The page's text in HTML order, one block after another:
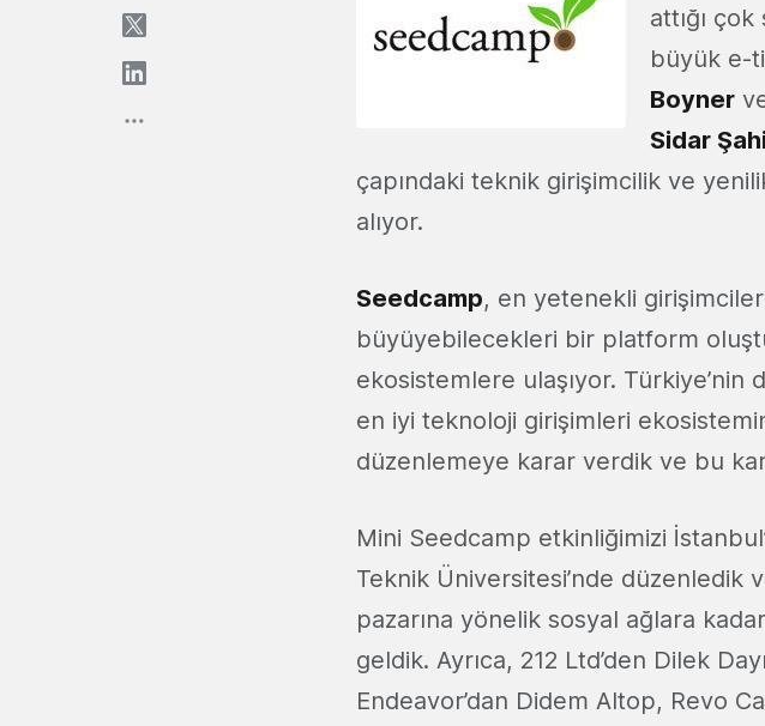
attığı çok
büyük e-
Boyner
Sidar
çapındaki teknik girişimcilik ve
alıyor.
Seedcamp, en yetenekli
büyüyebilecekleri bir platform
ekosistemlere ulaşıyor.
en iyi teknoloji girişimleri
düzenlemeye karar verdik ve bu
Mini Seedcamp etkinliğimizi
Teknik Üniversitesi’nde
pazarına yönelik sosyal ağlara
geldik. Ayrıca, 212 Ltd’den Dilek
Endeavor’dan Didem Altop, Revo